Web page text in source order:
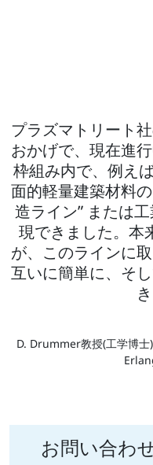
プラズマトリート
おかげで、現在進
枠組み内で、例え
面的軽量建築材料
造ライン” または
現できました。本
が、このラインに
互いに簡単に、そ
D. Drummer教授(工学博
お問い合わ